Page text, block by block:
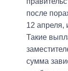
после
12 апреля,
Такие
сумма